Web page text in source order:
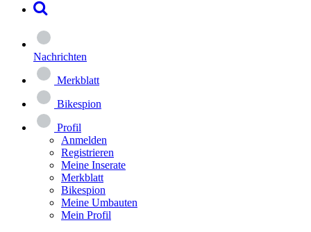
Nachrichten
Merkblatt
Bikespion
Profil
Anmelden
Registrieren
Meine Inserate
Merkblatt
Bikespion
Meine Umbauten
Mein Profil